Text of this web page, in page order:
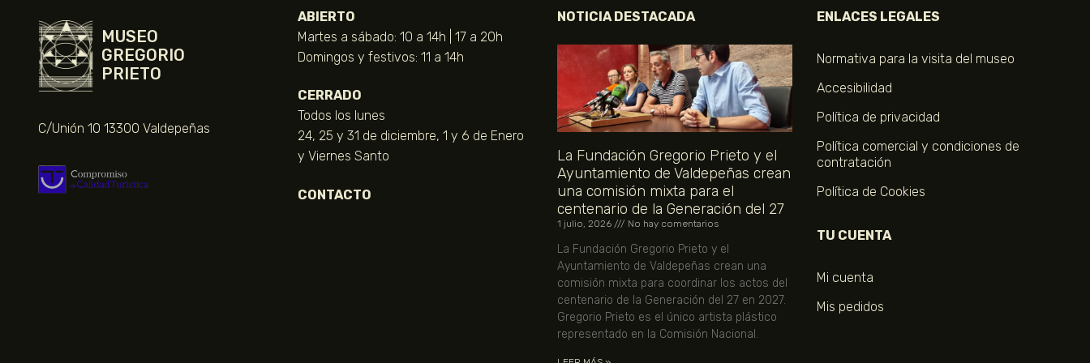
MUSEO
GREGORIO
PRIETO
C/Unión 10 13300 Valdepeñas
ABIERTO
Martes a sábado: 10 a 14h | 17 a 20h
Domingos y festivos: 11 a 14h
CERRADO
Todos los lunes
24, 25 y 31 de diciembre, 1 y 6 de Enero
y Viernes Santo
CONTACTO
NOTICIA DESTACADA
La Fundación Gregorio Prieto y el
Ayuntamiento de Valdepeñas crean
una comisión mixta para el
centenario de la Generación del 27
1 julio, 2026 No hay comentarios
La Fundación Gregorio Prieto y el
Ayuntamiento de Valdepeñas crean una
comisión mixta para coordinar los actos del
centenario de la Generación del 27 en 2027.
Gregorio Prieto es el único artista plástico
representado en la Comisión Nacional.
ENLACES LEGALES
Normativa para la visita del museo
Accesibilidad
Política de privacidad
Política comercial y condiciones de
contratación
Política de Cookies
TU CUENTA
Mi cuenta
Mis pedidos